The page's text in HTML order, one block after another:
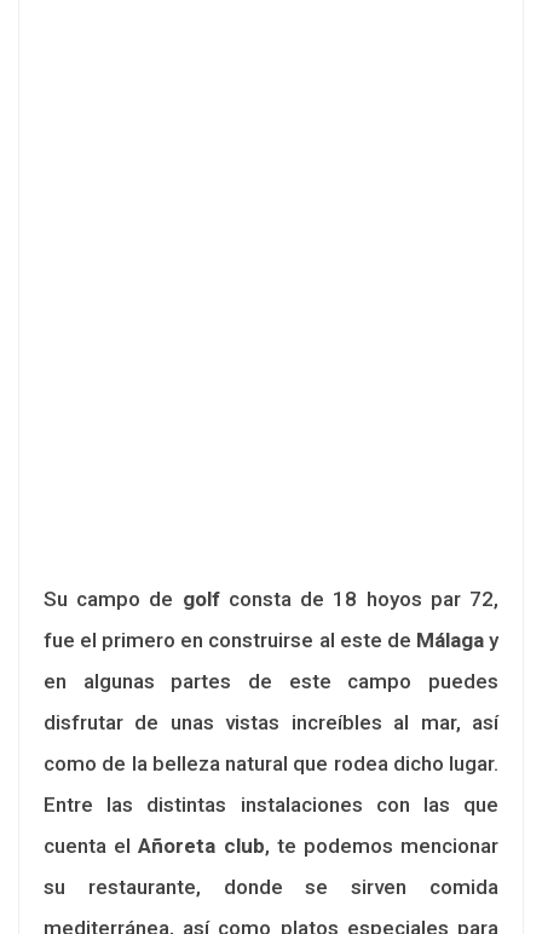
Su campo de golf consta de 18 hoyos par 72,
fue el primero en construirse al este de Málagay
en algunas partes de este campo puedes
disfrutar de unas vistas increíbles al mar, así
como de la belleza natural que rodea dicho lugar.
Entre las distintas instalaciones con las que
cuenta elAñoreta club, te podemos mencionar
su restaurante, donde se sirven comida
mediterránea, así como platos especiales para